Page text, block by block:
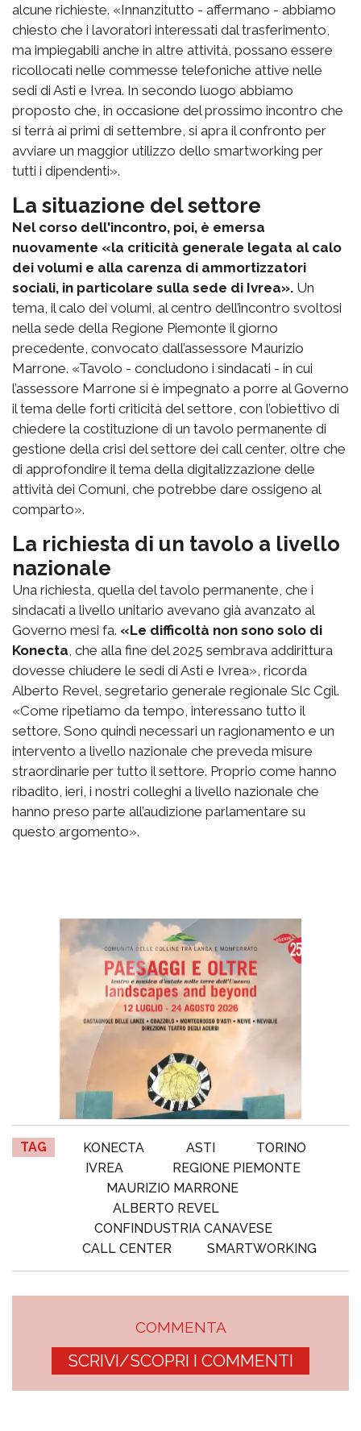
alcune richieste. «Innanzitutto - affermano - abbiamo
chiesto che i lavoratori interessati dal trasferimento,
ma impiegabili anche in altre attività, possano essere
ricollocati nelle commesse telefoniche attive nelle
sedi di Asti e Ivrea. In secondo luogo abbiamo
proposto che, in occasione del prossimo incontro che
si terrà ai primi di settembre, si apra il confronto per
avviare un maggior utilizzo dello smartworking per
tutti i dipendenti».
La situazione del settore
Nel corso dell'incontro, poi, è emersa
nuovamente «la criticità generale legata al calo
dei volumi e alla carenza di ammortizzatori
sociali, in particolare sulla sede di Ivrea». Un
tema, il calo dei volumi, al centro dell’incontro svoltosi
nella sede della Regione Piemonte il giorno
precedente, convocato dall’assessore Maurizio
Marrone. «Tavolo - concludono i sindacati - in cui
l’assessore Marrone si è impegnato a porre al Governo
il tema delle forti criticità del settore, con l’obiettivo di
chiedere la costituzione di un tavolo permanente di
gestione della crisi del settore dei call center, oltre che
di approfondire il tema della digitalizzazione delle
attività dei Comuni, che potrebbe dare ossigeno al
comparto».
La richiesta di un tavolo a livello
nazionale
Una richiesta, quella del tavolo permanente, che i
sindacati a livello unitario avevano già avanzato al
Governo mesi fa. «Le difficoltà non sono solo di
Konecta , che alla fine del 2025 sembrava addirittura
dovesse chiudere le sedi di Asti e Ivrea», ricorda
Alberto Revel, segretario generale regionale Slc Cgil.
«Come ripetiamo da tempo, interessano tutto il
settore. Sono quindi necessari un ragionamento e un
intervento a livello nazionale che preveda misure
straordinarie per tutto il settore. Proprio come hanno
ribadito, ieri, i nostri colleghi a livello nazionale che
hanno preso parte all’audizione parlamentare su
questo argomento».
TAG KONECTA ASTI
TORINO
IVREA
REGIONE PIEMONTE
MAURIZIO MARRONE
ALBERTO REVEL
CONFINDUSTRIA CANAVESE
CALL CENTER
SMARTWORKING
COMMENTA
SCRIVI/SCOPRI I COMMENTI